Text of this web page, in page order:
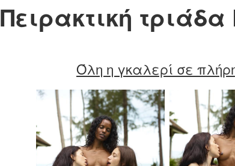
Πειρακτική
Όλη η γκαλερί σε